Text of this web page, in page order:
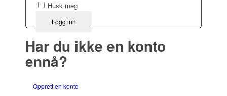
Husk meg
Logg inn
Har du ikke en konto
ennå?
Opprett en konto